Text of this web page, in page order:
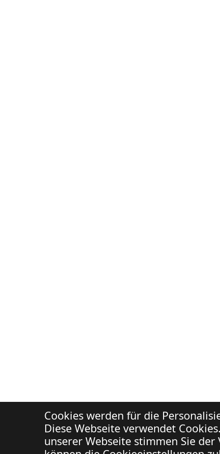
Cookies werden für die
Diese Webseite verwendet
unserer Webseite stimmen Sie